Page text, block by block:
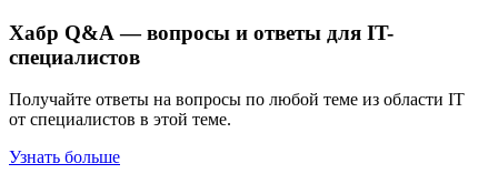
Хабр Q&A — вопросы и ответы для IT-
специалистов
Получайте ответы на вопросы по любой теме из области IT
от специалистов в этой теме.
Узнать больше